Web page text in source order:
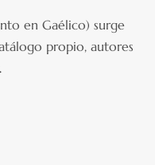
en Gaélico) surge
propio, autores
.